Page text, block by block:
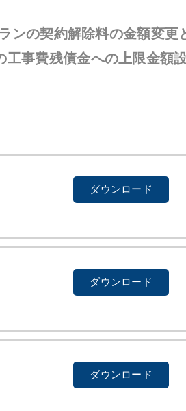
ンの契約解除料の金額変更
事費残債金への上限金額
ダウンロード
ダウンロード
ダウンロード